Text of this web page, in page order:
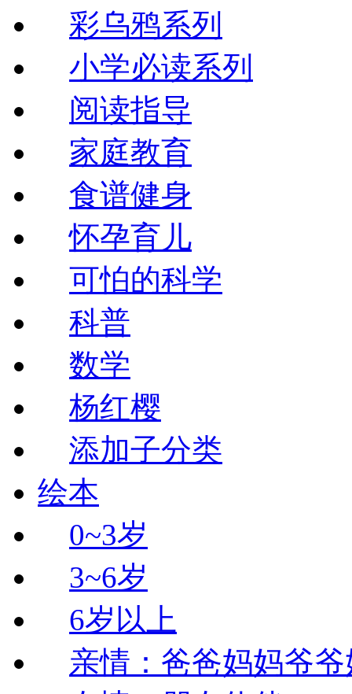
彩乌鸦系列
小学必读系列
阅读指导
家庭教育
食谱健身
怀孕育儿
可怕的科学
科普
数学
杨红樱
添加子分类
绘本
0~3岁
3~6岁
6岁以上
亲情：爸爸妈妈爷